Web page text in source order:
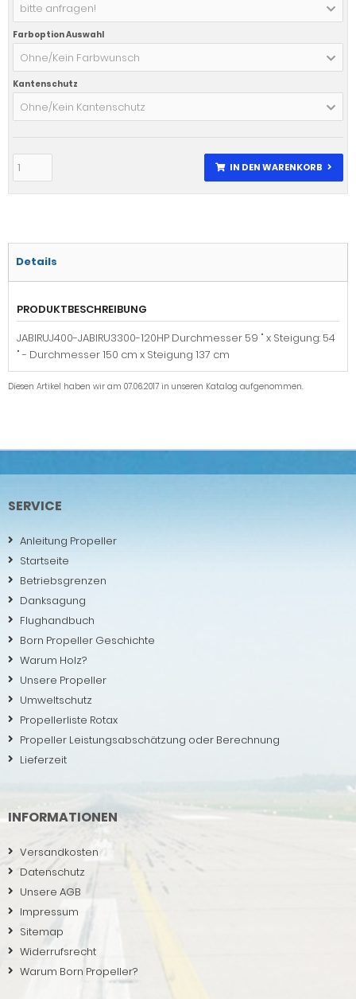
bitte anfragen!
Farboption Auswahl
Ohne/Kein Farbwunsch
Kantenschutz
Ohne/Kein Kantenschutz
IN DEN WARENKORB
Details
PRODUKTBESCHREIBUNG
JABIRUJ400-JABIRU3300-120HP Durchmesser 59 " x Steigung: 54
" - Durchmesser 150 cm x Steigung 137 cm
Diesen Artikel haben wir am 07.06.2017 in unseren Katalog aufgenommen.
SERVICE
Anleitung Propeller
Startseite
Betriebsgrenzen
Danksagung
Flughandbuch
Born Propeller Geschichte
Warum Holz?
Unsere Propeller
Umweltschutz
Propellerliste Rotax
Propeller Leistungsabschätzung oder Berechnung
Lieferzeit
INFORMATIONEN
Versandkosten
Datenschutz
Unsere AGB
Impressum
Sitemap
Widerrufsrecht
Warum Born Propeller?